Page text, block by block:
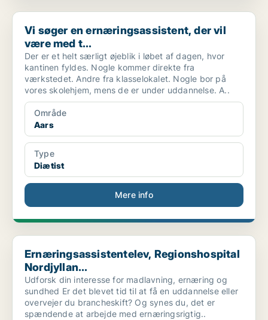
Vi søger en ernæringsassistent, der vil være med t...
Vi søger en ernæringsassistent, der vil
være med t...
Der er et helt særligt øjeblik i løbet af dagen, hvor
kantinen fyldes. Nogle kommer direkte fra
værkstedet. Andre fra klasselokalet. Nogle bor på
vores skolehjem, mens de er under uddannelse. A..
Område
Aars
Type
Diætist
Mere info
Ernæringsassistentelev, Regionshospital Nordjyllan...
Ernæringsassistentelev, Regionshospital
Nordjyllan...
Udforsk din interesse for madlavning, ernæring og
sundhed Er det blevet tid til at få en uddannelse eller
overvejer du brancheskift? Og synes du, det er
spændende at arbejde med ernæringsrigtig..